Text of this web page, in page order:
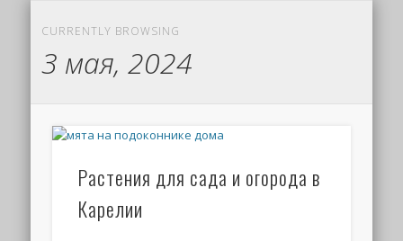
CURRENTLY BROWSING
3 мая, 2024
Растения для сада и огорода в
Карелии